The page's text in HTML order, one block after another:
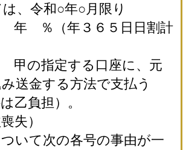
、令和○年○月限り
（年３６５日日割計
指定する口座に、元
送金する方法で支払う
乙負担）。
失）
いて次の各号の事由が一